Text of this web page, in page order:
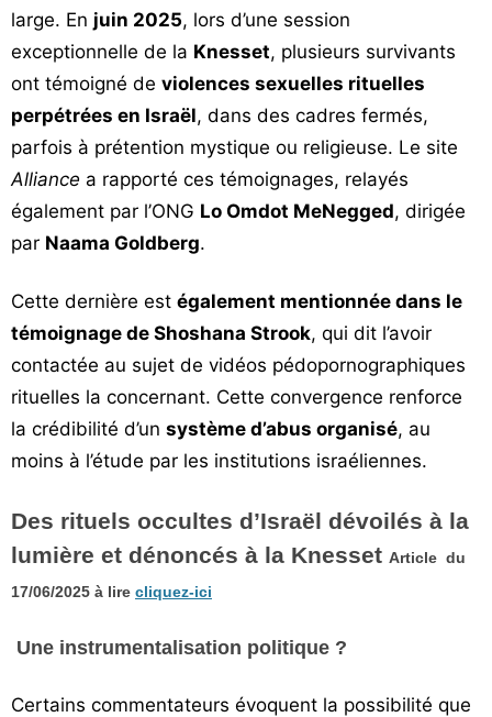
large. En juin 2025, lors d’une session
exceptionnelle de la Knesset, plusieurs survivants
ont témoigné de violences sexuelles rituelles
perpétrées en Israël, dans des cadres fermés,
parfois à prétention mystique ou religieuse. Le site
Alliance a rapporté ces témoignages, relayés
également par l’ONG Lo Omdot MeNegged, dirigée
par Naama Goldberg.
Cette dernière est également mentionnée dans le
témoignage de Shoshana Strook, qui dit l’avoir
contactée au sujet de vidéos pédopornographiques
rituelles la concernant. Cette convergence renforce
la crédibilité d’un système d’abus organisé, au
moins à l’étude par les institutions israéliennes.
Des rituels occultes d’Israël dévoilés à la
lumière et dénoncés à la Knesset Article du
17/06/2025 à lire cliquez-ici
Une instrumentalisation politique ?
Certains commentateurs évoquent la possibilité que